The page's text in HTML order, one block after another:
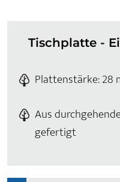
Tischplatte -
Plattenstärke: 28
Aus
gefertigt